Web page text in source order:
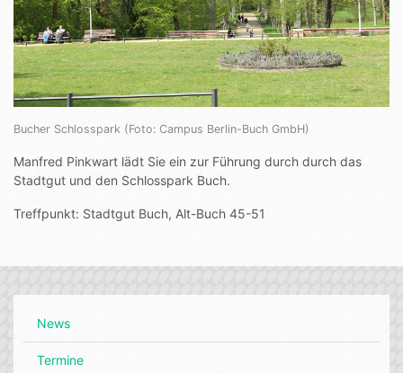
Bucher Schlosspark (Foto: Campus Berlin-Buch GmbH)
Manfred Pinkwart lädt Sie ein zur Führung durch durch das
Stadtgut und den Schlosspark Buch.
Treffpunkt: Stadtgut Buch, Alt-Buch 45-51
News
Termine